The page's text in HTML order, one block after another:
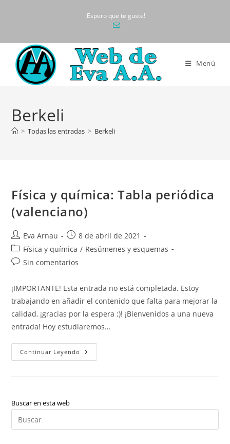
¡Espero que te guste!
Menú
Berkeli
> Todas las entradas > Berkeli
Física y química: Tabla periódica
(valenciano)
Autor
de
la
entrada:
Eva Arnau
Publicación
de
entrada:
8 de abril de 2021
Categoría
de
Física y química / Resúmenes y esquemas
Comentarios
la
entrada:
Sin comentarios
¡IMPORTANTE! Esta entrada no está completada. Estoy
trabajando en añadir el contenido que falta para mejorar la
calidad, ¡gracias por la espera ;)! ¡Bienvenidos a una nueva
entrada! Hoy estudiaremos…
Continuar Leyendo Física
Y
Buscar en esta web